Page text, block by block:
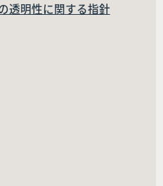
透明性に関する指針